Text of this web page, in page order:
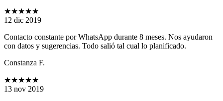
★★★★★
12 dic 2019
Contacto constante por WhatsApp durante 8 meses. Nos ayudaron
con datos y sugerencias. Todo salió tal cual lo planificado.
Constanza F.
★★★★★
13 nov 2019